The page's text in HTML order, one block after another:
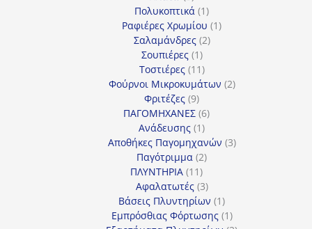
προϊόντα
Πολυκοπτικά 11
προϊόν
Ραφιέρες Χρωμίου 11
Σαλαμάνδρες 22
Σουπιέρες 11
προϊόν
Τοστιέρες 1111
προϊόντα
Φούρνοι Μικροκυμάτων 22
Φριτέζες 99
προϊόντα
ΠΑΓΟΜΗΧΑΝΕΣ 66
Ανάδευσης 11
προϊόν
Αποθήκες Παγομηχανών 33
Παγότριμμα 22
ΠΛΥΝΤΗΡΙΑ 1111
προϊόντα
Αφαλατωτές 33
προϊόντα
Βάσεις Πλυντηρίων 11
προϊόν
Εμπρόσθιας Φόρτωσης 11